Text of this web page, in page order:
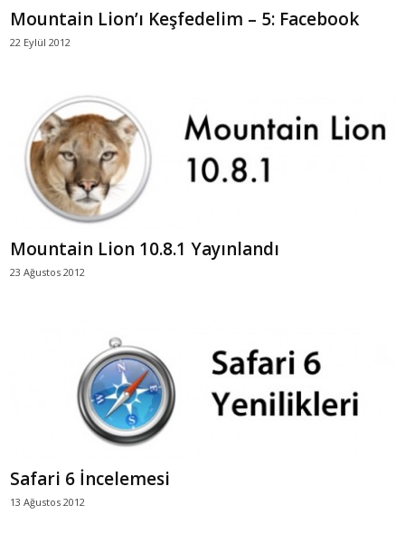
Mountain Lion’ı Keşfedelim – 5: Facebook
22 Eylül 2012
Mountain Lion 10.8.1 Yayınlandı
23 Ağustos 2012
Safari 6 İncelemesi
13 Ağustos 2012